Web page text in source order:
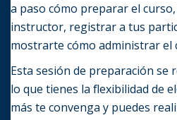
a paso cómo preparar el
instructor, registrar a tus
mostrarte cómo administrar el
Esta sesión de preparación se
lo que tienes la flexibilidad de
más te convenga y puedes